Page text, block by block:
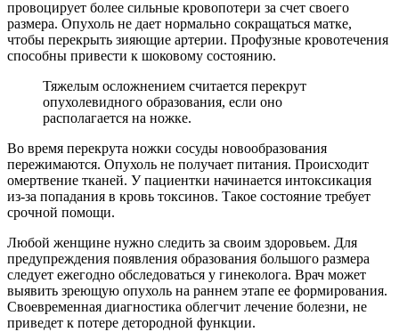
провоцирует более сильные кровопотери за счет своего
размера. Опухоль не дает нормально сокращаться матке,
чтобы перекрыть зияющие артерии. Профузные кровотечения
способны привести к шоковому состоянию.
Тяжелым осложнением считается перекрут
опухолевидного образования, если оно
располагается на ножке.
Во время перекрута ножки сосуды новообразования
пережимаются. Опухоль не получает питания. Происходит
омертвение тканей. У пациентки начинается интоксикация
из-за попадания в кровь токсинов. Такое состояние требует
срочной помощи.
Любой женщине нужно следить за своим здоровьем. Для
предупреждения появления образования большого размера
следует ежегодно обследоваться у гинеколога. Врач может
выявить зреющую опухоль на раннем этапе ее формирования.
Своевременная диагностика облегчит лечение болезни, не
приведет к потере детородной функции.